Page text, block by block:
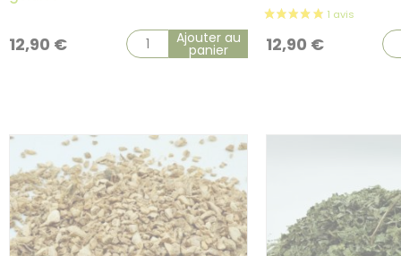
12,90 € Ajouter au
panier 12,90 €